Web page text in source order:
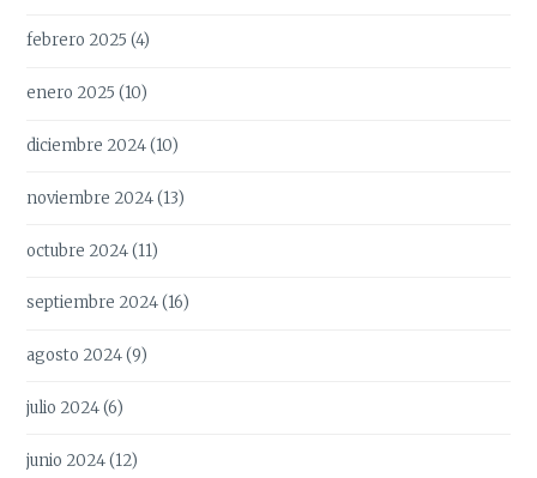
febrero 2025 (4)
enero 2025 (10)
diciembre 2024(10)
noviembre 2024(13)
octubre 2024(11)
septiembre 2024(16)
agosto 2024(9)
julio 2024(6)
junio 2024(12)